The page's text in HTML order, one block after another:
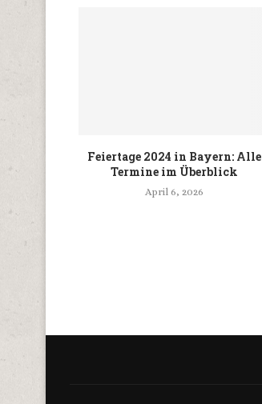
und
Feiertage 2024 in Bayern: Alle
Termine im Überblick
April 6, 2026